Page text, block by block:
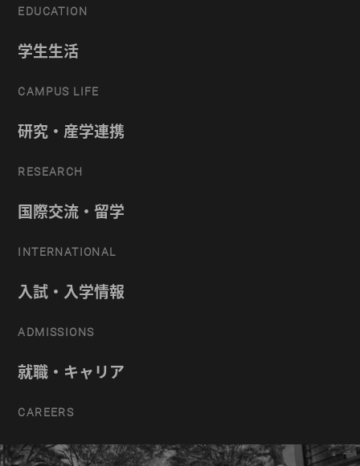
EDUCATION
学生生活
CAMPUS LIFE
研究・産学連携
RESEARCH
国際交流・留学
INTERNATIONAL
入試・入学情報
ADMISSIONS
就職・キャリア
CAREERS